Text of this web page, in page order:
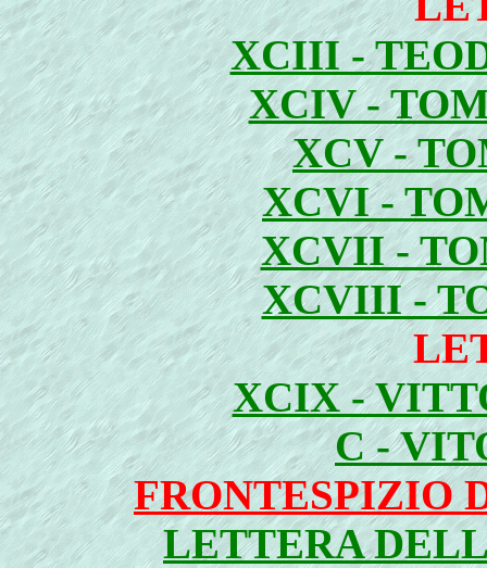
XCIII -
XCIV -
XCV -
XCVI -
XCVII -
XCVIII -
XCIX -
C -
FRONTESPIZIO
LETTERA